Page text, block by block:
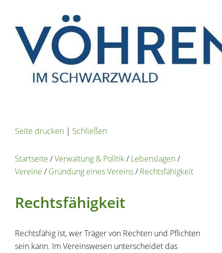
Seite drucken | Schließen
Startseite /Verwaltung & Politik/Lebenslagen/
Vereine /Gründung eines Vereins/Rechtsfähigkeit
Rechtsfähigkeit
Rechtsfähig ist, wer Träger von Rechten und Pflichten
sein kann. Im Vereinswesen unterscheidet das